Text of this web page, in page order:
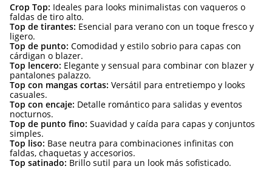
Crop Top: Ideales para looks minimalistas con vaqueros o
faldas de tiro alto.
Top de tirantes: Esencial para verano con un toque fresco y
ligero.
Top de punto: Comodidad y estilo sobrio para capas con
cárdigan o blazer.
Top lencero: Elegante y sensual para combinar con blazer y
pantalones palazzo.
Top con mangas cortas: Versátil para entretiempo y looks
casuales.
Top con encaje: Detalle romántico para salidas y eventos
nocturnos.
Top de punto fino: Suavidad y caída para capas y conjuntos
simples.
Top liso: Base neutra para combinaciones infinitas con
faldas, chaquetas y accesorios.
Top satinado: Brillo sutil para un look más sofisticado.